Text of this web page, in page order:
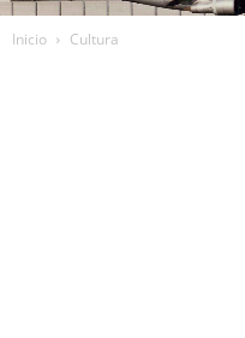
Inicio Cultura